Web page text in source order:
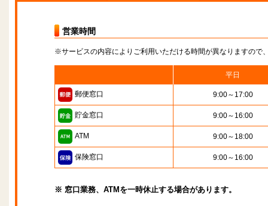
営業時間
※サービスの内容によりご利用いただける時間が異なりますので
平日
郵便窓口 9:00～17:00
貯金窓口 9:00～16:00
ATM 9:00～18:00
保険窓口 9:00～16:00
※ 窓口業務、ATMを一時休止する場合があります。